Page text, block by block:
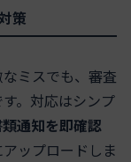
策
ミスでも、審査
。対応はシンプ
通知を即確認
アップロードしま